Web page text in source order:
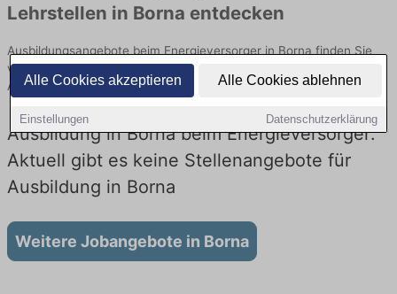
Alle Cookies akzeptieren Alle Cookies ablehnen
Einstellungen Datenschutzerklärung
Lehrstellen in Borna entdecken
Ausbildungsangebote beim Energieversorger in Borna finden Sie
von namhaften Firmen. Entdecken Sie freie Optionen von Top-
Arbeitgebern und bewerben Sie sich noch heute.
Ausbildung in Borna beim Energieversorger:
Aktuell gibt es keine Stellenangebote für
Ausbildung in Borna
Weitere Jobangebote in Borna